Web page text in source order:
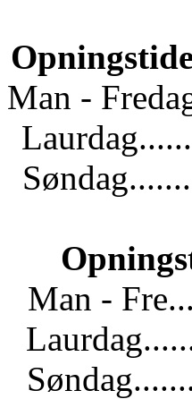
Man -
Man -